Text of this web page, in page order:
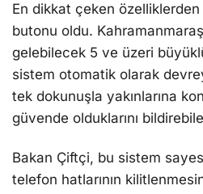
En dikkat çeken
butonu oldu.
gelebilecek 5 ve üzeri
sistem otomatik olarak
tek dokunuşla yakınlarına
güvende olduklarını
Bakan Çiftçi, bu sistem
telefon hatlarının